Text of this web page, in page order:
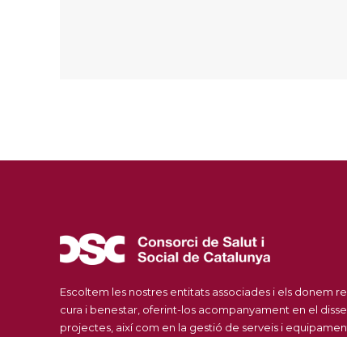
Escoltem les nostres entitats associades i els donem
cura i benestar, oferint-los acompanyament en el
projectes, així com en la gestió de serveis i